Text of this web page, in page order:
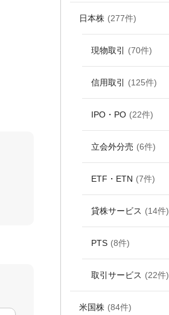
日本株 (277件)
現物取引 (70件)
信用取引 (125件)
IPO・PO (22件)
立会外分売 (6件)
ETF・ETN (7件)
貸株サービス (14件)
PTS (8件)
取引サービス (22件)
米国株 (84件)